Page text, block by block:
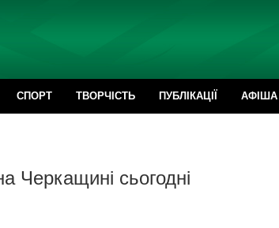
СПОРТ ТВОРЧІСТЬ ПУБЛІКАЦІЇ АФІША
Черкащині сьогодні